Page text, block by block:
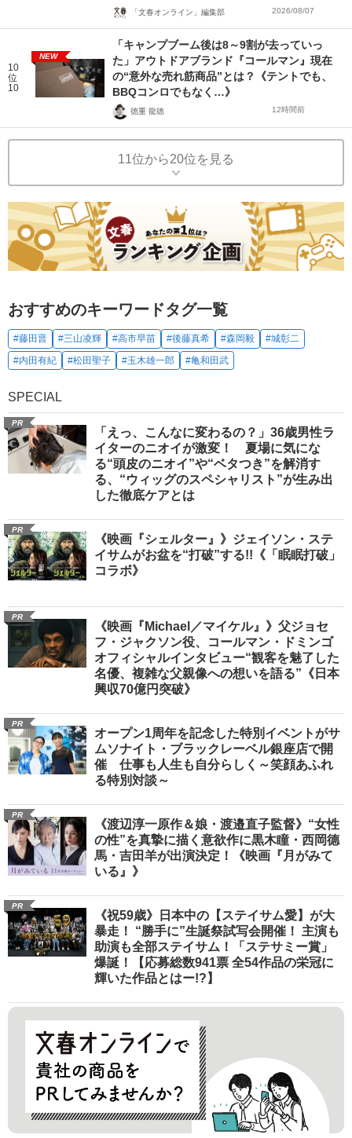
「文春オンライン」編集部 2026/08/07
10
位
10
NEW
「キャンプブーム後は8～9割が去っていっ
た」アウトドアブランド『コールマン』現在
の“意外な売れ筋商品”とは？《テントでも、
BBQコンロでもなく…》
徳重 龍徳 12時間前
11位から20位を見る
おすすめのキーワードタグ一覧
#藤田晋 #三山凌輝 #高市早苗 #後藤真希 #森岡毅
#城彰二
#内田有紀
#松田聖子 #玉木雄一郎 #亀和田武
SPECIAL
PR
「えっ、こんなに変わるの？」36歳男性ラ
イターのニオイが激変！ 夏場に気にな
る“頭皮のニオイ”や“ベタつき”を解消す
る、“ウィッグのスペシャリスト”が生み出
した徹底ケアとは
PR
《映画『シェルター』》ジェイソン・ステ
イサムがお盆を“打破”する!!《「眠眠打破」
コラボ》
PR
《映画『Michael／マイケル』》父ジョセ
フ・ジャクソン役、コールマン・ドミンゴ
オフィシャルインタビュー“観客を魅了した
名優、複雑な父親像への想いを語る”《日本
興収70億円突破》
PR
オープン1周年を記念した特別イベントがサ
ムソナイト・ブラックレーベル銀座店で開
催 仕事も人生も自分らしく～笑顔あふれ
る特別対談～
PR
《渡辺淳一原作＆娘・渡邉直子監督》“女性
の性”を真摯に描く意欲作に黒木瞳・西岡德
馬・吉田羊が出演決定！《映画『月がみて
いる』》
PR
《祝59歳》日本中の【ステイサム愛】が大
暴走！ “勝手に”生誕祭試写会開催！ 主演も
助演も全部ステイサム！「ステサミー賞」
爆誕！【応募総数941票 全54作品の栄冠に
輝いた作品とはー!?】